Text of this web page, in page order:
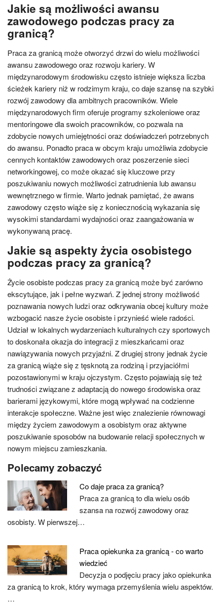
Jakie są możliwości awansu
zawodowego podczas pracy za
granicą?
Praca za granicą może otworzyć drzwi do wielu możliwości
awansu zawodowego oraz rozwoju kariery. W
międzynarodowym środowisku często istnieje większa liczba
ścieżek kariery niż w rodzimym kraju, co daje szansę na szybki
rozwój zawodowy dla ambitnych pracowników. Wiele
międzynarodowych firm oferuje programy szkoleniowe oraz
mentoringowe dla swoich pracowników, co pozwala na
zdobycie nowych umiejętności oraz doświadczeń potrzebnych
do awansu. Ponadto praca w obcym kraju umożliwia zdobycie
cennych kontaktów zawodowych oraz poszerzenie sieci
networkingowej, co może okazać się kluczowe przy
poszukiwaniu nowych możliwości zatrudnienia lub awansu
wewnętrznego w firmie. Warto jednak pamiętać, że awans
zawodowy często wiąże się z koniecznością wykazania się
wysokimi standardami wydajności oraz zaangażowania w
wykonywaną pracę.
Jakie są aspekty życia osobistego
podczas pracy za granicą?
Życie osobiste podczas pracy za granicą może być zarówno
ekscytujące, jak i pełne wyzwań. Z jednej strony możliwość
poznawania nowych ludzi oraz odkrywania obcej kultury może
wzbogacić nasze życie osobiste i przynieść wiele radości.
Udział w lokalnych wydarzeniach kulturalnych czy sportowych
to doskonała okazja do integracji z mieszkańcami oraz
nawiązywania nowych przyjaźni. Z drugiej strony jednak życie
za granicą wiąże się z tęsknotą za rodziną i przyjaciółmi
pozostawionymi w kraju ojczystym. Często pojawiają się też
trudności związane z adaptacją do nowego środowiska oraz
barierami językowymi, które mogą wpływać na codzienne
interakcje społeczne. Ważne jest więc znalezienie równowagi
między życiem zawodowym a osobistym oraz aktywne
poszukiwanie sposobów na budowanie relacji społecznych w
nowym miejscu zamieszkania.
Polecamy zobaczyć
Co daje praca za granicą?
Praca za granicą to dla wielu osób
szansa na rozwój zawodowy oraz
osobisty. W pierwszej…
Praca opiekunka za granicą - co warto
wiedzieć
Decyzja o podjęciu pracy jako opiekunka
za granicą to krok, który wymaga przemyślenia wielu aspektów.
…